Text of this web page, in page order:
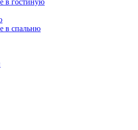
в гостиную
в спальню